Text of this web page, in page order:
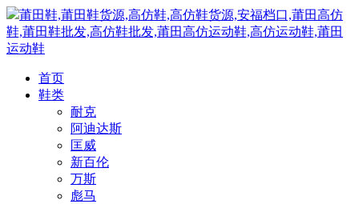
莆田鞋,莆田鞋货源,高仿鞋,高仿鞋货源,安福档口,莆田高仿
鞋,莆田鞋批发,高仿鞋批发,莆田高仿运动鞋,高仿运动鞋,莆田
运动鞋
首页
鞋类
耐克
阿迪达斯
匡威
新百伦
万斯
彪马